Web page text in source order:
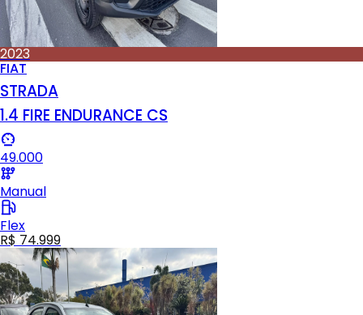
2023
FIAT
STRADA
1.4 FIRE ENDURANCE CS
49.000
Manual
Flex
R$ 74.999